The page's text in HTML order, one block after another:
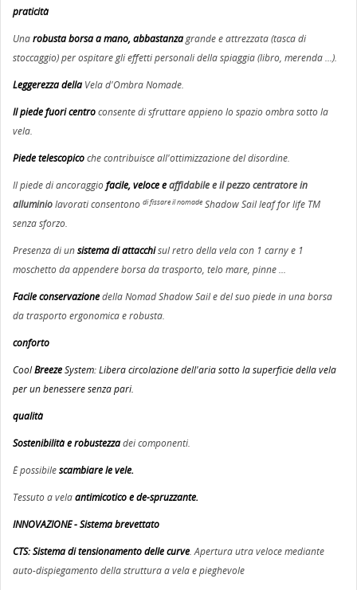
praticità
Unarobusta borsa a mano, abbastanzagrande e attrezzata (tasca di
stoccaggio) per ospitare gli effetti personali della spiaggia (libro, merenda ...).
Leggerezza della Vela d'Ombra Nomade.
Il piede fuori centroconsente di sfruttare appieno lo spazio ombra sotto la
vela.
Piede telescopicoche contribuisce all'ottimizzazione del disordine.
Il piede di ancoraggiofacile, veloce eaffidabile e il pezzo centratore in
alluminiolavorati consentono di fissare il nomade Shadow Sail leaf for life TM
senza sforzo.
Presenza di unsistema di attacchisul retro della vela con 1 carny e 1
moschetto da appendere borsa da trasporto, telo mare, pinne ...
Facile conservazionedella Nomad Shadow Sail e del suo piede in una borsa
da trasporto ergonomica e robusta.
conforto
CoolBreezeSystem: Libera circolazione dell'aria sotto la superficie della vela
per un benessere senza pari.
qualità
Sostenibilitàe robustezzadei componenti.
È possibilescambiare le vele.
Tessuto a velaantimicotico e de-spruzzante.
INNOVAZIONE - Sistema brevettato
CTS: Sistema di tensionamento delle curve. Apertura utra veloce mediante
auto-dispiegamento della struttura a vela e pieghevole